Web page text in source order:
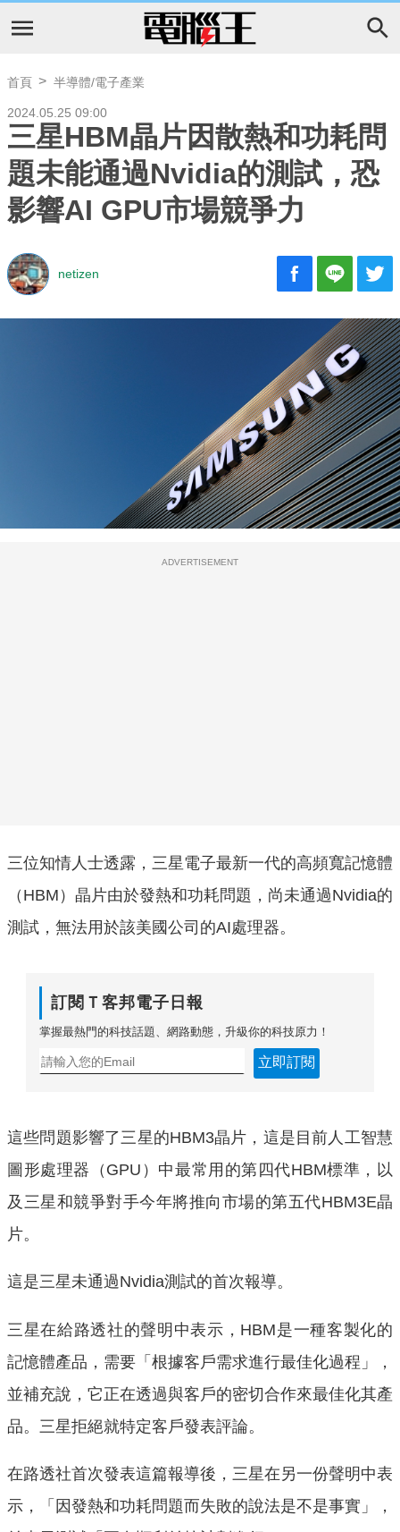
首頁 半導體/電子產業
2024.05.25 09:00
三星HBM晶片因散熱和功耗問
題未能通過Nvidia的測試，恐
影響AI GPU市場競爭力
netizen
ADVERTISEMENT
三位知情人士透露，三星電子最新一代的高頻寬記憶體
（HBM）晶片由於發熱和功耗問題，尚未通過Nvidia的
測試，無法用於該美國公司的AI處理器。
訂閱Ｔ客邦電子日報
掌握最熱門的科技話題、網路動態，升級你的科技原力！
立即訂閱
這些問題影響了三星的HBM3晶片，這是目前人工智慧
圖形處理器（GPU）中最常用的第四代HBM標準，以
及三星和競爭對手今年將推向市場的第五代HBM3E晶
片。
這是三星未通過Nvidia測試的首次報導。
三星在給路透社的聲明中表示，HBM是一種客製化的
記憶體產品，需要「根據客戶需求進行最佳化過程」，
並補充說，它正在透過與客戶的密切合作來最佳化其產
品。三星拒絕就特定客戶發表評論。
在路透社首次發表這篇報導後，三星在另一份聲明中表
示，「因發熱和功耗問題而失敗的說法是不是事實」，